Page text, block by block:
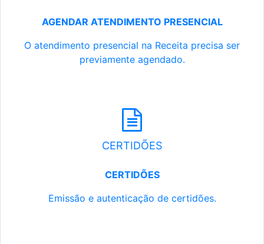
AGENDAR ATENDIMENTO PRESENCIAL
O atendimento presencial na Receita precisa ser
previamente agendado.
CERTIDÕES
CERTIDÕES
Emissão e autenticação de certidões.